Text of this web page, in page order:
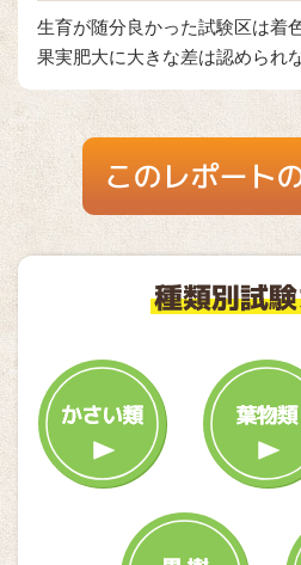
生育が随分良かった試験区は着
果実肥大に大きな差は認められな